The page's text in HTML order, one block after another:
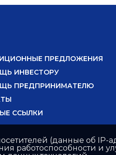
ПРЕДЛОЖЕНИЯ
ИНВЕСТОРУ
ПРЕДПРИНИМАТЕЛЮ
ССЫЛКИ
(данные об IP-
работоспособности и